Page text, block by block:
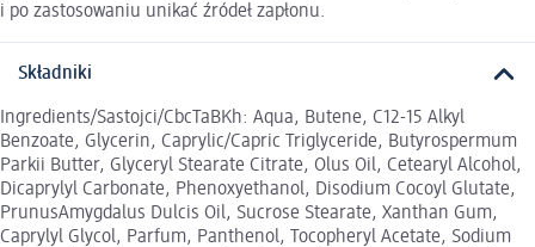
i po zastosowaniu unikać źródeł zapłonu.
Składniki
Ingredients/Sastojci/CbcTaBKh: Aqua, Butene, C12-15 Alkyl
Benzoate, Glycerin, Caprylic/Capric Triglyceride, Butyrospermum
Parkii Butter, Glyceryl Stearate Citrate, Olus Oil, Cetearyl Alcohol,
Dicaprylyl Carbonate, Phenoxyethanol, Disodium Cocoyl Glutate,
PrunusAmygdalus Dulcis Oil, Sucrose Stearate, Xanthan Gum,
Caprylyl Glycol, Parfum, Panthenol, Tocopheryl Acetate, Sodium